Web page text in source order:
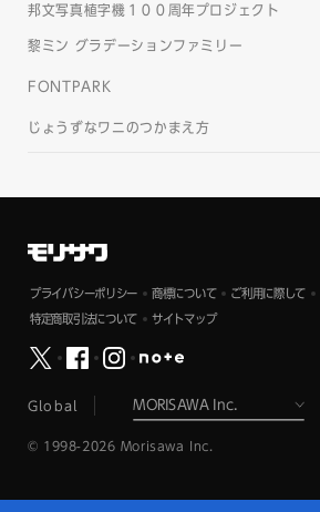
邦文写真植字機１００周年プロジェクト
黎ミン グラデーションファミリー
FONTPARK
じょうずなワニのつかまえ方
プライバシーポリシー 商標について ご利用に際して
特定商取引法について サイトマップ
Global
© 1998-2026 Morisawa Inc.